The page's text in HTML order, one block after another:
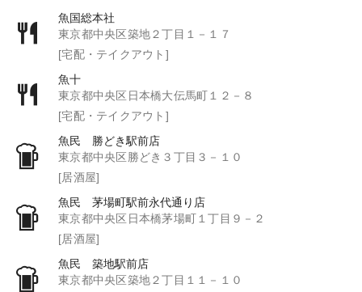
魚国総本社
東京都中央区築地２丁目１－１７
[宅配・テイクアウト]
魚十
東京都中央区日本橋大伝馬町１２－８
[宅配・テイクアウト]
魚民 勝どき駅前店
東京都中央区勝どき３丁目３－１０
[居酒屋]
魚民 茅場町駅前永代通り店
東京都中央区日本橋茅場町１丁目９－２
[居酒屋]
魚民 築地駅前店
東京都中央区築地２丁目１１－１０